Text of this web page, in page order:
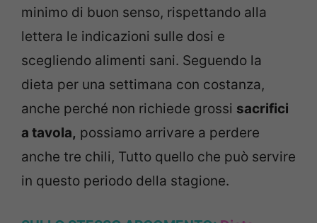
minimo di buon senso, rispettando alla
lettera le indicazioni sulle dosi e
scegliendo alimenti sani. Seguendo la
dieta per una settimana con costanza,
anche perché non richiede grossi sacrifici
a tavola, possiamo arrivare a perdere
anche tre chili, Tutto quello che può servire
in questo periodo della stagione.